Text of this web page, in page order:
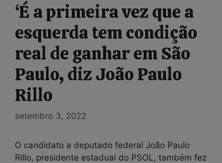
‘É a primeira vez que a
esquerda tem condição
real de ganhar em São
Paulo, diz João Paulo
Rillo
setembro 3, 2022
O candidato a deputado federal João Paulo
Rillo, presidente estadual do PSOL, também fez